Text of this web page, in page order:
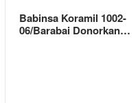
Babinsa Koramil 1002-
06/Barabai Donorkan…